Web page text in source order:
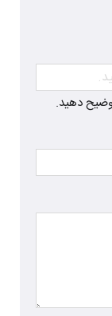
دهید.